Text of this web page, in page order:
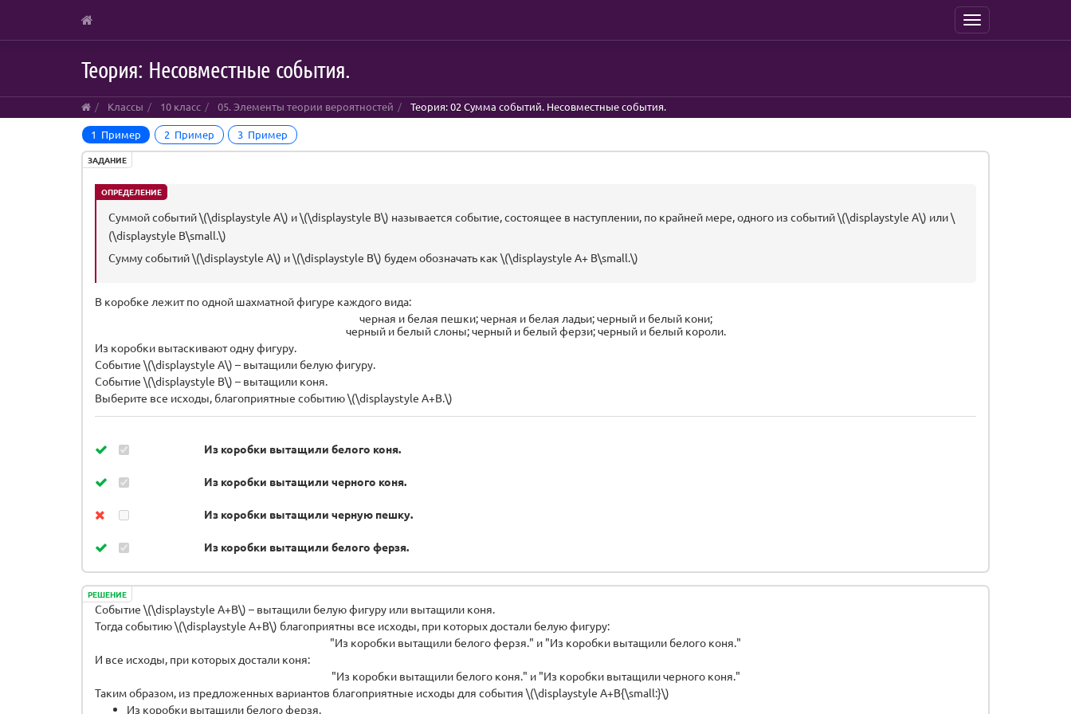
content
Menu
Теория: Несовместные события.
Классы 10 класс 05. Элементы теории вероятностей Теория: 02 Сумма событий. Несовместные события.
1 Пример 2 Пример 3 Пример
ЗАДАНИЕ
ОПРЕДЕЛЕНИЕ
Суммой событий \(\displaystyle A\) и \(\displaystyle B\) называется событие, состоящее в наступлении, по крайней мере, одного из событий \(\displaystyle A\) или \
(\displaystyle B\small.\)
Сумму событий \(\displaystyle A\) и \(\displaystyle B\) будем обозначать как \(\displaystyle A+ B\small.\)
В коробке лежит по одной шахматной фигуре каждого вида:
черная и белая пешки; черная и белая ладьи; черный и белый кони;
черный и белый слоны; черный и белый ферзи; черный и белый короли.
Из коробки вытаскивают одну фигуру.
Событие \(\displaystyle A\) – вытащили белую фигуру.
Событие \(\displaystyle B\) – вытащили коня.
Выберите все исходы, благоприятные событию \(\displaystyle A+B.\)
Из коробки вытащили белого коня.
Из коробки вытащили черного коня.
Из коробки вытащили черную пешку.
Из коробки вытащили белого ферзя.
РЕШЕНИЕ
Событие \(\displaystyle A+B\) – вытащили белую фигуру или вытащили коня.
Тогда событию \(\displaystyle A+B\) благоприятны все исходы, при которых достали белую фигуру:
"Из коробки вытащили белого ферзя." и "Из коробки вытащили белого коня."
И все исходы, при которых достали коня:
"Из коробки вытащили белого коня." и "Из коробки вытащили черного коня."
Таким образом, из предложенных вариантов благоприятные исходы для события \(\displaystyle A+B{\small:}\)
Из коробки вытащили белого ферзя.